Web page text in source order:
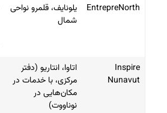
EntrepreNorth
یلونایف، قلمرو نواحی
شمال
Inspire
Nunavut
اتاوا، انتاریو (دفتر
مرکزی، با خدمات در
مکان‌هایی در
نوناووت)